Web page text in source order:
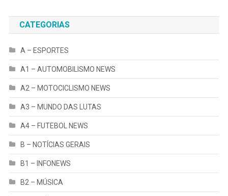
CATEGORIAS
A – ESPORTES
A1 – AUTOMOBILISMO NEWS
A2 – MOTOCICLISMO NEWS
A3 – MUNDO DAS LUTAS
A4 – FUTEBOL NEWS
B – NOTÍCIAS GERAIS
B1 – INFONEWS
B2 – MÚSICA